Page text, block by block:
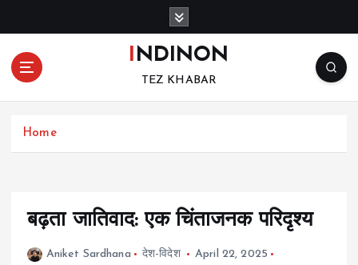
o
INDINON
TEZ KHABAR
Home
बढ़ता जातिवाद: एक चिंताजनक परिदृश्य
Aniket Sardhana देश-विदेश
April 22, 2025